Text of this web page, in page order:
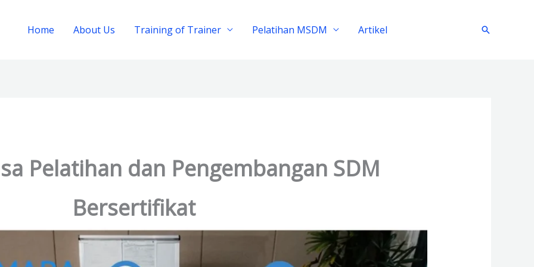
Home About Us Training of Trainer Pelatihan MSDM Artikel Search
Pelatihan dan Pengembangan SDM
Bersertifikat